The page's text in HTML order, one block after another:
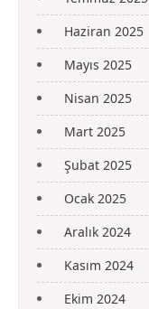
Haziran 2025
Mayıs 2025
Nisan 2025
Mart 2025
Şubat 2025
Ocak 2025
Aralık 2024
Kasım 2024
Ekim 2024